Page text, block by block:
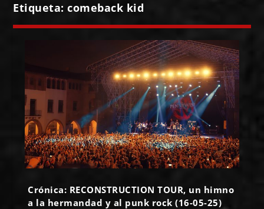
Etiqueta:comeback kid
Crónica: RECONSTRUCTION TOUR, un himno
a la hermandad y al punk rock (16-05-25)